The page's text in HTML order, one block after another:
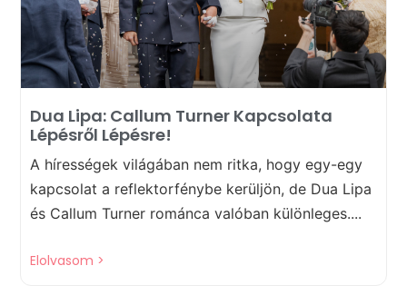
Dua Lipa: Callum Turner Kapcsolata
Lépésről Lépésre!
A hírességek világában nem ritka, hogy egy-egy
kapcsolat a reflektorfénybe kerüljön, de Dua Lipa
és Callum Turner románca valóban különleges....
Elolvasom >